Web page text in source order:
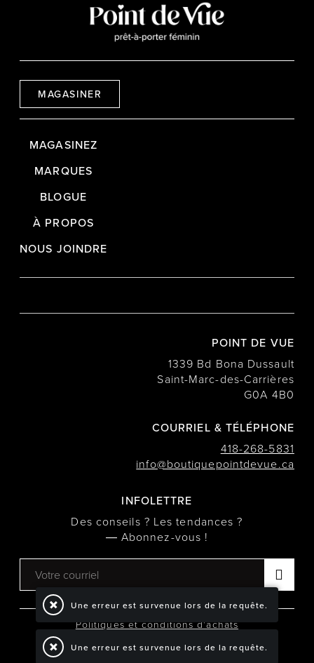
MAGASINER
MAGASINEZ
MARQUES
BLOGUE
À PROPOS
NOUS JOINDRE
POINT DE VUE
1339 Bd Bona Dussault
Saint-Marc-des-Carrières
G0A 4B0
COURRIEL & TÉLÉPHONE
418-268-5831
info@boutiquepointdevue.ca
INFOLETTRE
Des conseils ? Les tendances ?
― Abonnez-vous !
Politiques et conditions d'achats
TOUS DROITS RÉSERVÉS © COPYRIGHT 2026
Une erreur est survenue lors de la requête.
Une erreur est survenue lors de la requête.